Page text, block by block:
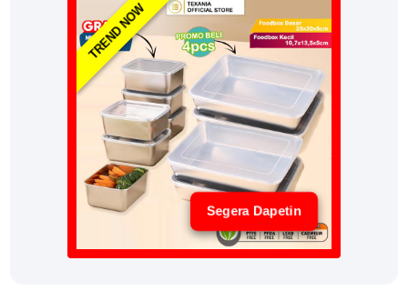
TREND NOW
Segera Dapetin